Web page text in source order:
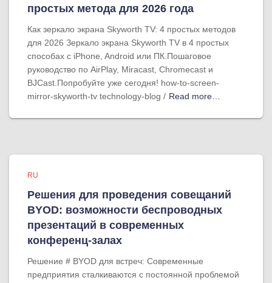
простых метода для 2026 года
Как зеркало экрана Skyworth TV: 4 простых методов
для 2026 Зеркало экрана Skyworth TV в 4 простых
способах с iPhone, Android или ПК.Пошаговое
руководство по AirPlay, Miracast, Chromecast и
BJCast.Попробуйте уже сегодня! how-to-screen-
mirror-skyworth-tv technology-blog / Read more…
RU
Решения для проведения совещаний
BYOD: возможности беспроводных
презентаций в современных
конференц-залах
Решение # BYOD для встреч: Современные
предприятия сталкиваются с постоянной проблемой